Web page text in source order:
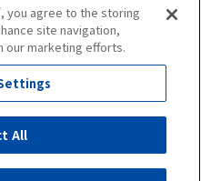
ライバシーポリシー
イトマップ
you agree to the storing
site navigation,
our marketing efforts.
All